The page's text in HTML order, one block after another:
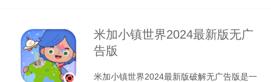
米加小镇世界2024最新版无广
告版
米加小镇世界2024最新版破解无广告版是一